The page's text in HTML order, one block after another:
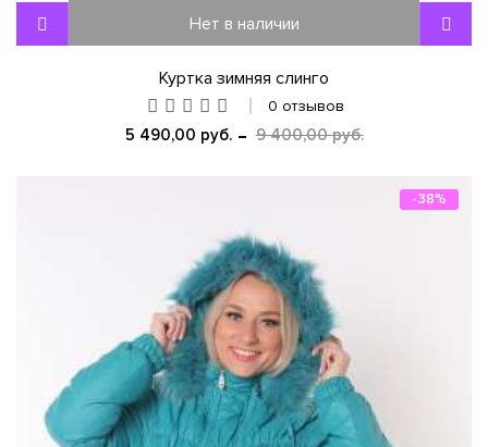
Нет в наличии
Куртка зимняя слинго
0 отзывов
5 490,00 руб. 9 400,00 руб.
-38%